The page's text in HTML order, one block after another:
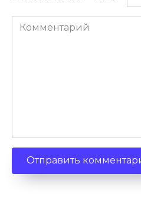
Комментарий